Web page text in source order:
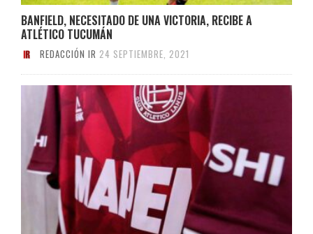
BANFIELD, NECESITADO DE UNA VICTORIA, RECIBE A
ATLÉTICO TUCUMÁN
REDACCIÓN IR 24 SEPTIEMBRE, 2021